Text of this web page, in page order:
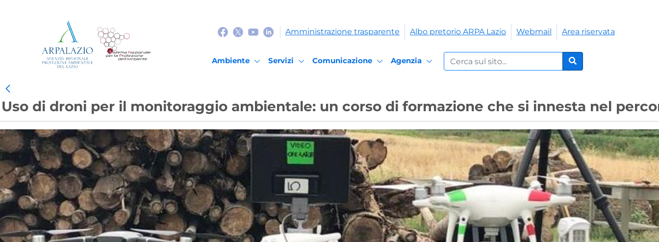
Amministrazione trasparente Albo pretorio ARPA Lazio Webmail Area riservata
Ambiente Servizi Comunicazione Agenzia
Cerca nel sito:
Cerca
Uso di droni per il monitoraggio ambientale: un corso di formazione che si innesta nel